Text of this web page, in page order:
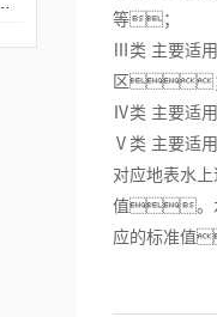
等；
Ⅲ类 主要适
区
Ⅳ类 主要适
Ⅴ类 主要适
对应地表水
值。水
应的标准值